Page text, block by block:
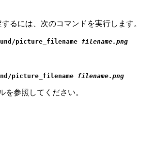
るには、次のコマンドを実行します。
picture_filename filename.png
picture_filename filename.png
を参照してください。